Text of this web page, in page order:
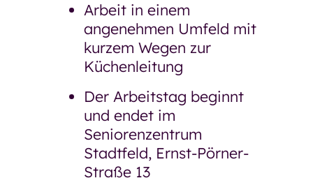
Arbeit in einem
angenehmen Umfeld mit
kurzem Wegen zur
Küchenleitung
Der Arbeitstag beginnt
und endet im
Seniorenzentrum
Stadtfeld, Ernst-Pörner-
Straße 13